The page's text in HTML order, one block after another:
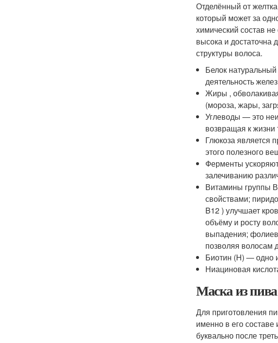
Отделённый от
который может за
химический состав
высока и достаточна
структуры волоса.
Белок
деятельность
Жиры ,
(мороза, жары,
Углеводы — это
возвращая к
Глюкоза является
этого полезного
Ферменты
залечиванию
Витамины группы
свойствами;
B12 ) улучшает
объёму и росту
выпадения;
позволяя волосам
Биотин (H) — одно
Ниациновая
Маска из
Для приготовления
именно в его
буквально после